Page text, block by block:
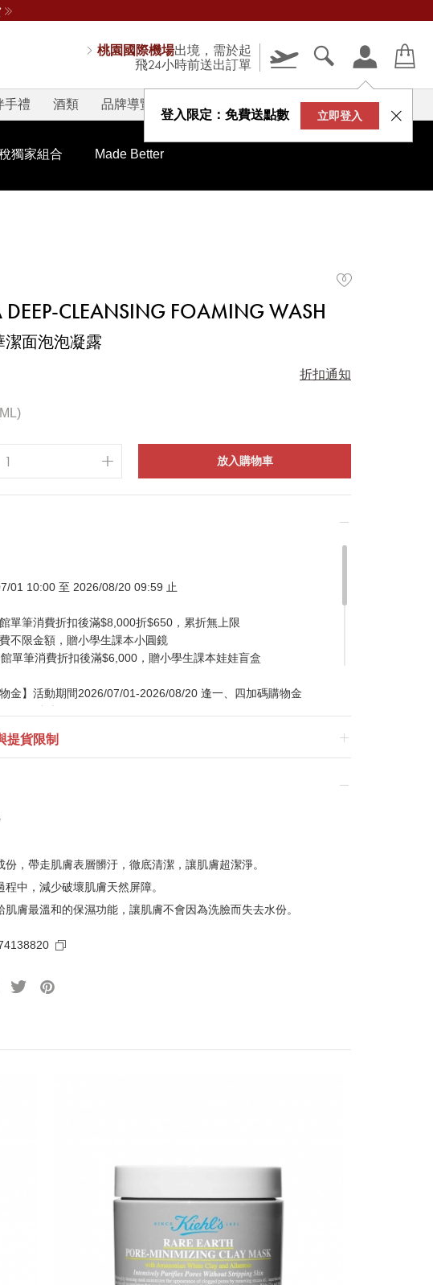
桃園國際機場出境，需於起
飛24小時前送出訂單
登入限定：免費送點數 立即登入
手禮 酒類 品牌導覽 V-STORY
獨家組合 Made Better
DEEP-CLEANSING FOAMING WASH
潔面泡泡凝露
折扣通知
放入購物車
01 10:00 至 2026/08/20 09:59 止
館單筆消費折扣後滿$8,000折$650，累折無上限
不限金額，贈小學生課本小圓鏡
館單筆消費折扣後滿$6,000，贈小學生課本娃娃盲盒
物金】活動期間2026/07/01-2026/08/20 逢一、四加碼購物金
顯示為準
時間為準，贈品皆為數量有限，送完為止
動計算是否達到滿額優惠門檻，以系統計算為準
訂單相互累計
有限公司保留變更或終止之權利
提貨限制
，帶走肌膚表層髒汙，徹底清潔，讓肌膚超潔淨。
中，減少破壞肌膚天然屏障。
膚最溫和的保濕功能，讓肌膚不會因為洗臉而失去水份。